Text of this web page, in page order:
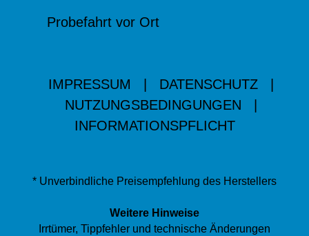
Probefahrt vor Ort
IMPRESSUM DATENSCHUTZ
NUTZUNGSBEDINGUNGEN
INFORMATIONSPFLICHT
* Unverbindliche Preisempfehlung des Herstellers
Weitere Hinweise
Irrtümer, Tippfehler und technische Änderungen